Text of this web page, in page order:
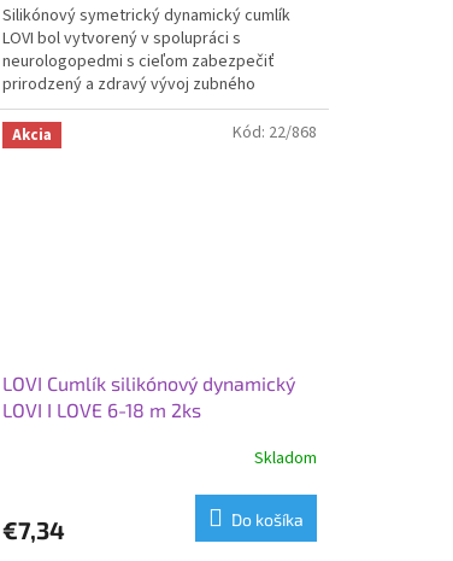
Silikónový symetrický dynamický cumlík
LOVI bol vytvorený v spolupráci s
neurologopedmi s cieľom zabezpečiť
prirodzený a zdravý vývoj zubného
poschodia, zubov a ďasien dieťaťa.
Akcia
LOVI Cumlík silikónový dynamický
LOVI I LOVE 6-18 m 2ks
Skladom
€7,34 Do košíka
Kód: 22/868